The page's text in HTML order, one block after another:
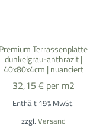
Premium Terrassenplatte
dunkelgrau-anthrazit |
40x80x4cm | nuanciert
32,15 € per m2
Enthält 19% MwSt.
zzgl. Versand